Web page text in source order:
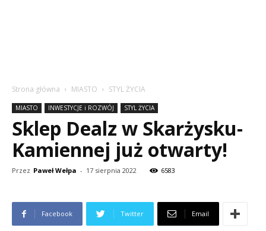
Strona główna MIASTO STYL ŻYCIA
MIASTO INWESTYCJE i ROZWÓJ STYL ŻYCIA
Sklep Dealz w Skarżysku-
Kamiennej już otwarty!
Przez Paweł Wełpa - 17 sierpnia 2022 6583
Facebook Twitter Email